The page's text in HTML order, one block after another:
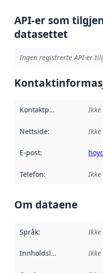
API-er som
datasettet
Ingen registrerte API-er
Kontaktpunkt
Nettside:
E-post:
Telefon:
Om dataene
Språk:
Innholdsleverandører :